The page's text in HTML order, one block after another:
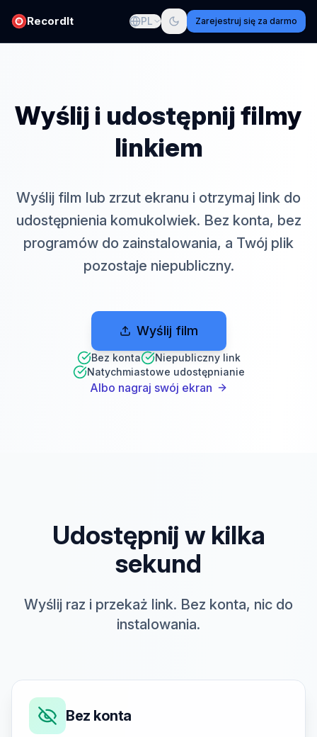
RecordIt PL Zarejestruj się za darmo
Wyślij i udostępnij filmy
linkiem
Wyślij film lub zrzut ekranu i otrzymaj link do
udostępnienia komukolwiek. Bez konta, bez
programów do zainstalowania, a Twój plik
pozostaje niepubliczny.
Wyślij film
Bez konta
Niepubliczny link
Natychmiastowe udostępnianie
Albo nagraj swój ekran
Udostępnij w kilka
sekund
Wyślij raz i przekaż link. Bez konta, nic do
instalowania.
Bez konta